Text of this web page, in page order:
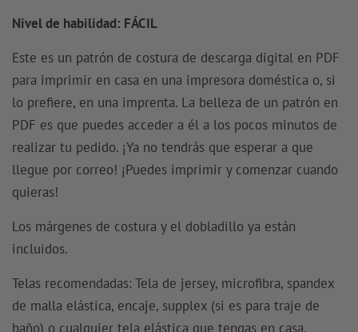
Nivel de habilidad: FÁCIL
Este es un patrón de costura de descarga digital en PDF
para imprimir en casa en una impresora doméstica o, si
lo prefiere, en una imprenta. La belleza de un patrón en
PDF es que puedes acceder a él a los pocos minutos de
realizar tu pedido. ¡Ya no tendrás que esperar a que
llegue por correo! ¡Puedes imprimir y comenzar cuando
quieras!
Los márgenes de costura y el dobladillo ya están
incluidos.
Telas recomendadas: Tela de jersey, microfibra, spandex
de malla elástica, encaje, supplex (si es para traje de
baño) o cualquier tela elástica que tengas en casa.